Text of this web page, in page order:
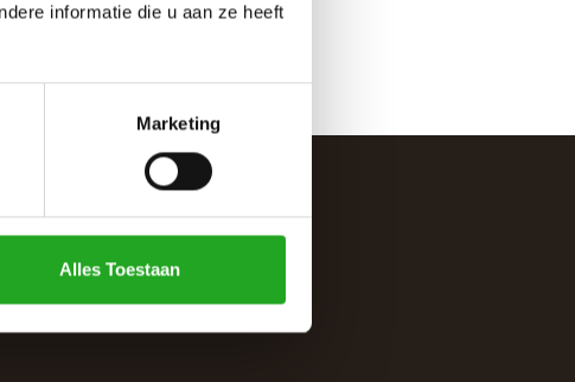
informatie die u aan ze heeft
Marketing
Alles Toestaan